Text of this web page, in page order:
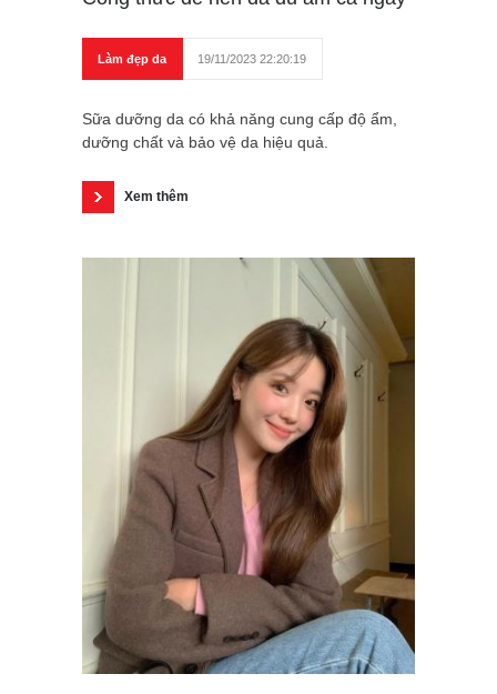
Làm đẹp da 19/11/2023 22:20:19
Sữa dưỡng da có khả năng cung cấp độ ẩm,
dưỡng chất và bảo vệ da hiệu quả.
Xem thêm